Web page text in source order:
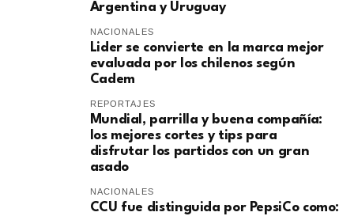
Argentina y Uruguay
NACIONALES
Lider se convierte en la marca mejor
evaluada por los chilenos según
Cadem
REPORTAJES
Mundial, parrilla y buena compañía:
los mejores cortes y tips para
disfrutar los partidos con un gran
asado
NACIONALES
CCU fue distinguida por PepsiCo como: